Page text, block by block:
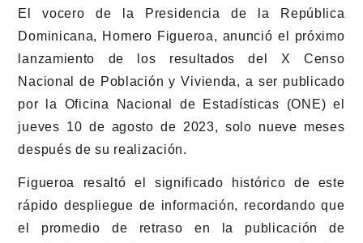
El vocero de la Presidencia de la República
Dominicana, Homero Figueroa, anunció el próximo
lanzamiento de los resultados del X Censo
Nacional de Población y Vivienda, a ser publicado
por la Oficina Nacional de Estadísticas (ONE) el
jueves 10 de agosto de 2023, solo nueve meses
después de su realización.
Figueroa resaltó el significado histórico de este
rápido despliegue de información, recordando que
el promedio de retraso en la publicación de